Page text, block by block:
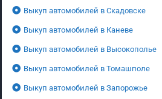
Выкуп автомобилей в Скадовске
Выкуп автомобилей в Каневе
Выкуп автомобилей в Высокополье
Выкуп автомобилей в Томашполе
Выкуп автомобилей в Запорожье